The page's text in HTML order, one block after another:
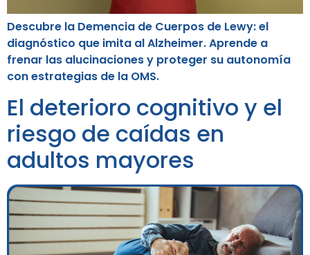
Descubre la Demencia de Cuerpos de Lewy: el
diagnóstico que imita al Alzheimer. Aprende a
frenar las alucinaciones y proteger su autonomía
con estrategias de la OMS.
El deterioro cognitivo y el
riesgo de caídas en
adultos mayores